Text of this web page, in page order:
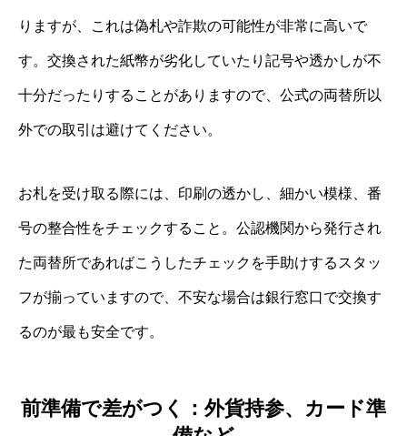
りますが、これは偽札や詐欺の可能性が非常に高いで
す。交換された紙幣が劣化していたり記号や透かしが不
十分だったりすることがありますので、公式の両替所以
外での取引は避けてください。
お札を受け取る際には、印刷の透かし、細かい模様、番
号の整合性をチェックすること。公認機関から発行され
た両替所であればこうしたチェックを手助けするスタッ
フが揃っていますので、不安な場合は銀行窓口で交換す
るのが最も安全です。
前準備で差がつく：外貨持参、カード準